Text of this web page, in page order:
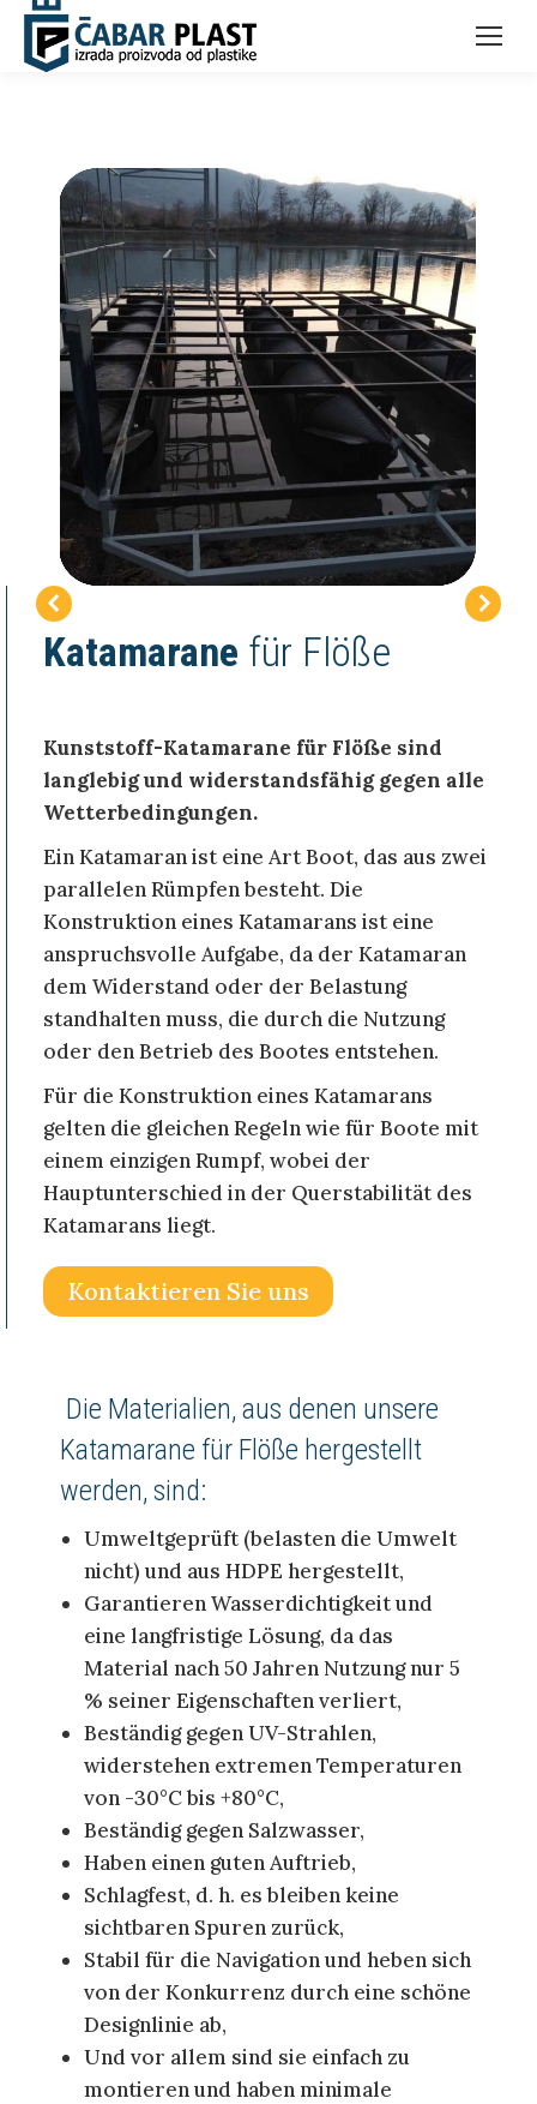
Katamarane für Flöße
Kunststoff-Katamarane für Flöße sind
langlebig und widerstandsfähig gegen alle
Wetterbedingungen.
Ein Katamaran ist eine Art Boot, das aus zwei
parallelen Rümpfen besteht. Die
Konstruktion eines Katamarans ist eine
anspruchsvolle Aufgabe, da der Katamaran
dem Widerstand oder der Belastung
standhalten muss, die durch die Nutzung
oder den Betrieb des Bootes entstehen.
Für die Konstruktion eines Katamarans
gelten die gleichen Regeln wie für Boote mit
einem einzigen Rumpf, wobei der
Hauptunterschied in der Querstabilität des
Katamarans liegt.
Kontaktieren Sie uns
Die Materialien, aus denen unsere
Katamarane für Flöße hergestellt
werden, sind:
Umweltgeprüft (belasten die Umwelt
nicht) und aus HDPE hergestellt,
Garantieren Wasserdichtigkeit und
eine langfristige Lösung, da das
Material nach 50 Jahren Nutzung nur 5
% seiner Eigenschaften verliert,
Beständig gegen UV-Strahlen,
widerstehen extremen Temperaturen
von -30°C bis +80°C,
Beständig gegen Salzwasser,
Haben einen guten Auftrieb,
Schlagfest, d. h. es bleiben keine
sichtbaren Spuren zurück,
Stabil für die Navigation und heben sich
von der Konkurrenz durch eine schöne
Designlinie ab,
Und vor allem sind sie einfach zu
montieren und haben minimale